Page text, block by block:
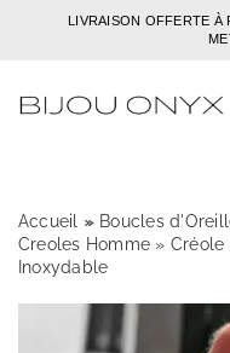
LIVRAISON OFFERTE À
Bijoux
Bagues
Boucles d’oreilles
Accueil »
» Boucles
Creoles Homme » Créole
Inoxydable